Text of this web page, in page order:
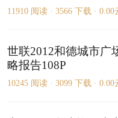
11910 阅读 · 3566 下载 · 0.00
世联2012和德城市广
略报告108P
10245 阅读 · 3099 下载 · 0.00